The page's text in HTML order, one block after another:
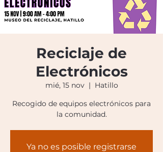
Reciclaje de
Electrónicos
mié, 15 nov
  |
Hatillo
Recogido de equipos electrónicos para
la comunidad.
Ya no es posible registrarse